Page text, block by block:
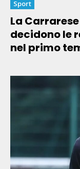
Sport
La
decidono le
nel primo